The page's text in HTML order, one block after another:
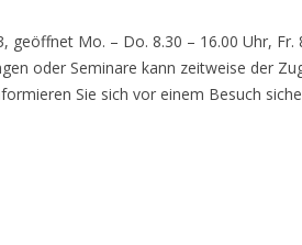
geöffnet Mo. – Do. 8.30 – 16.00 Uhr, Fr.
oder Seminare kann zeitweise der
Sie sich vor einem Besuch